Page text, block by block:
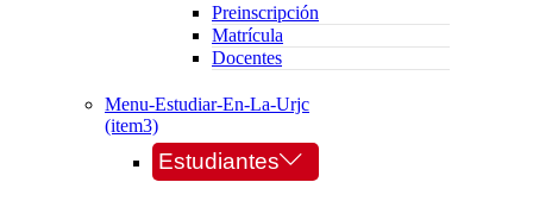
Preinscripción
Matrícula
Docentes
Menu-Estudiar-En-La-Urjc
(item3)
Estudiantes